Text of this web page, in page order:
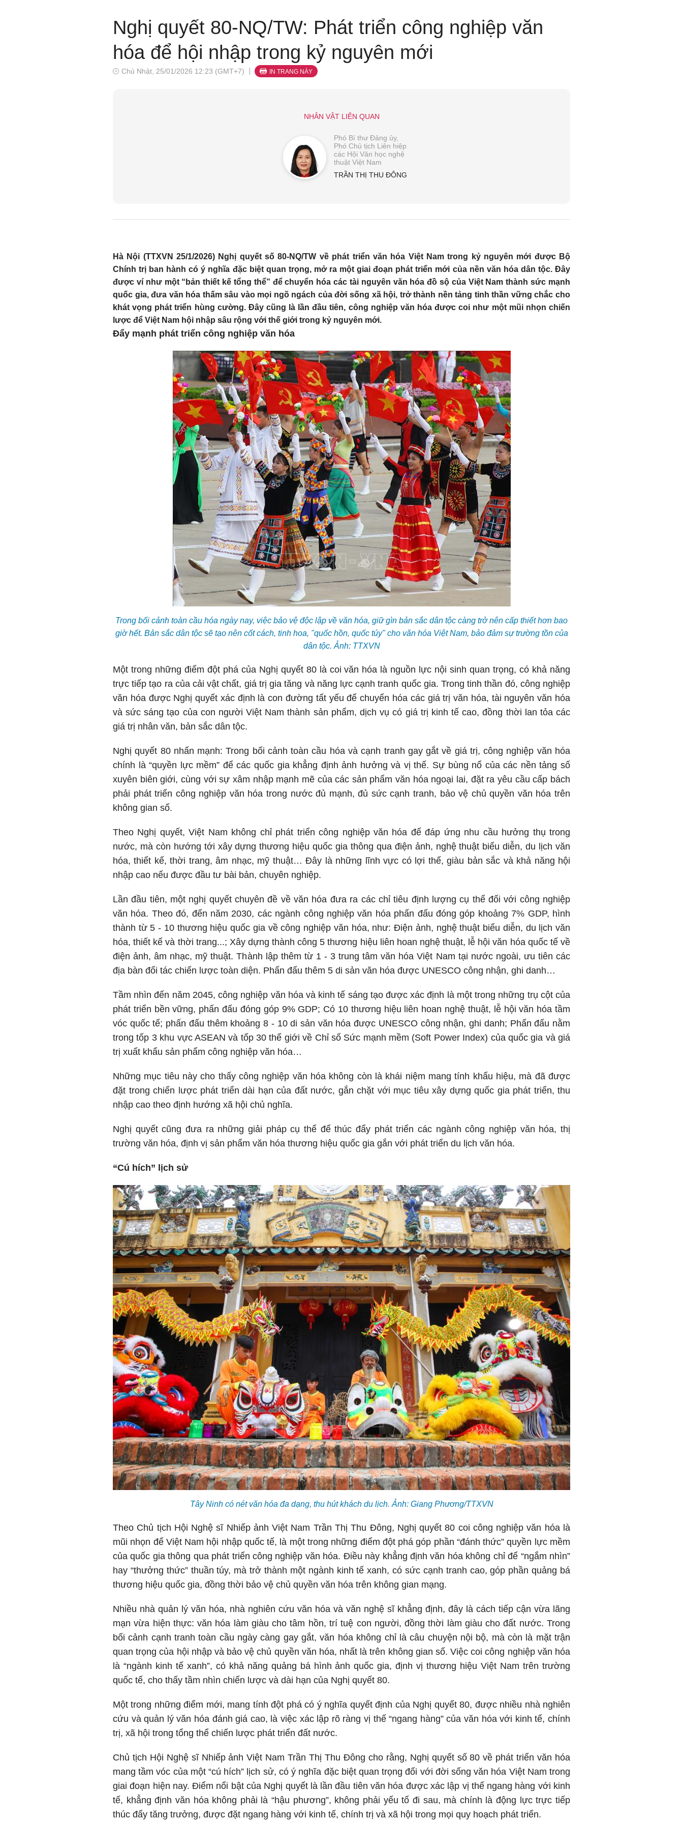
Nghị quyết 80-NQ/TW: Phát triển công nghiệp văn
hóa để hội nhập trong kỷ nguyên mới
Chủ Nhật, 25/01/2026 12:23 (GMT+7) IN TRANG NÀY
NHÂN VẬT LIÊN QUAN
Phó Bí thư Đảng ủy,
Phó Chủ tịch Liên hiệp
các Hội Văn học nghệ
thuật Việt Nam
TRẦN THỊ THU ĐÔNG
Hà Nội (TTXVN 25/1/2026) Nghị quyết số 80-NQ/TW về phát triển văn hóa Việt Nam trong kỷ nguyên mới được Bộ
Chính trị ban hành có ý nghĩa đặc biệt quan trọng, mở ra một giai đoạn phát triển mới của nền văn hóa dân tộc. Đây
được ví như một “bản thiết kế tổng thể” để chuyển hóa các tài nguyên văn hóa đồ sộ của Việt Nam thành sức mạnh
quốc gia, đưa văn hóa thấm sâu vào mọi ngõ ngách của đời sống xã hội, trở thành nền tảng tinh thần vững chắc cho
khát vọng phát triển hùng cường. Đây cũng là lần đầu tiên, công nghiệp văn hóa được coi như một mũi nhọn chiến
lược để Việt Nam hội nhập sâu rộng với thế giới trong kỷ nguyên mới.
Đẩy mạnh phát triển công nghiệp văn hóa
Trong bối cảnh toàn cầu hóa ngày nay, việc bảo vệ độc lập về văn hóa, giữ gìn bản sắc dân tộc càng trở nên cấp thiết hơn bao
giờ hết. Bản sắc dân tộc sẽ tạo nên cốt cách, tinh hoa, "quốc hồn, quốc túy" cho văn hóa Việt Nam, bảo đảm sự trường tồn của
dân tộc. Ảnh: TTXVN
Một trong những điểm đột phá của Nghị quyết 80 là coi văn hóa là nguồn lực nội sinh quan trọng, có khả năng
trực tiếp tạo ra của cải vật chất, giá trị gia tăng và năng lực cạnh tranh quốc gia. Trong tinh thần đó, công nghiệp
văn hóa được Nghị quyết xác định là con đường tất yếu để chuyển hóa các giá trị văn hóa, tài nguyên văn hóa
và sức sáng tạo của con người Việt Nam thành sản phẩm, dịch vụ có giá trị kinh tế cao, đồng thời lan tỏa các
giá trị nhân văn, bản sắc dân tộc.
Nghị quyết 80 nhấn mạnh: Trong bối cảnh toàn cầu hóa và cạnh tranh gay gắt về giá trị, công nghiệp văn hóa
chính là “quyền lực mềm” để các quốc gia khẳng định ảnh hưởng và vị thế. Sự bùng nổ của các nền tảng số
xuyên biên giới, cùng với sự xâm nhập mạnh mẽ của các sản phẩm văn hóa ngoại lai, đặt ra yêu cầu cấp bách
phải phát triển công nghiệp văn hóa trong nước đủ mạnh, đủ sức cạnh tranh, bảo vệ chủ quyền văn hóa trên
không gian số.
Theo Nghị quyết, Việt Nam không chỉ phát triển công nghiệp văn hóa để đáp ứng nhu cầu hưởng thụ trong
nước, mà còn hướng tới xây dựng thương hiệu quốc gia thông qua điện ảnh, nghệ thuật biểu diễn, du lịch văn
hóa, thiết kế, thời trang, âm nhạc, mỹ thuật… Đây là những lĩnh vực có lợi thế, giàu bản sắc và khả năng hội
nhập cao nếu được đầu tư bài bản, chuyên nghiệp.
Lần đầu tiên, một nghị quyết chuyên đề về văn hóa đưa ra các chỉ tiêu định lượng cụ thể đối với công nghiệp
văn hóa. Theo đó, đến năm 2030, các ngành công nghiệp văn hóa phấn đấu đóng góp khoảng 7% GDP, hình
thành từ 5 - 10 thương hiệu quốc gia về công nghiệp văn hóa, như: Điện ảnh, nghệ thuật biểu diễn, du lịch văn
hóa, thiết kế và thời trang...; Xây dựng thành công 5 thương hiệu liên hoan nghệ thuật, lễ hội văn hóa quốc tế về
điện ảnh, âm nhạc, mỹ thuật. Thành lập thêm từ 1 - 3 trung tâm văn hóa Việt Nam tại nước ngoài, ưu tiên các
địa bàn đối tác chiến lược toàn diện. Phấn đấu thêm 5 di sản văn hóa được UNESCO công nhận, ghi danh…
Tầm nhìn đến năm 2045, công nghiệp văn hóa và kinh tế sáng tạo được xác định là một trong những trụ cột của
phát triển bền vững, phấn đấu đóng góp 9% GDP; Có 10 thương hiệu liên hoan nghệ thuật, lễ hội văn hóa tầm
vóc quốc tế; phấn đấu thêm khoảng 8 - 10 di sản văn hóa được UNESCO công nhận, ghi danh; Phấn đấu nằm
trong tốp 3 khu vực ASEAN và tốp 30 thế giới về Chỉ số Sức mạnh mềm (Soft Power Index) của quốc gia và giá
trị xuất khẩu sản phẩm công nghiệp văn hóa…
Những mục tiêu này cho thấy công nghiệp văn hóa không còn là khái niệm mang tính khẩu hiệu, mà đã được
đặt trong chiến lược phát triển dài hạn của đất nước, gắn chặt với mục tiêu xây dựng quốc gia phát triển, thu
nhập cao theo định hướng xã hội chủ nghĩa.
Nghị quyết cũng đưa ra những giải pháp cụ thể để thúc đẩy phát triển các ngành công nghiệp văn hóa, thị
trường văn hóa, định vị sản phẩm văn hóa thương hiệu quốc gia gắn với phát triển du lịch văn hóa.
“Cú hích” lịch sử
Tây Ninh có nét văn hóa đa dạng, thu hút khách du lịch. Ảnh: Giang Phương/TTXVN
Theo Chủ tịch Hội Nghệ sĩ Nhiếp ảnh Việt Nam Trần Thị Thu Đông, Nghị quyết 80 coi công nghiệp văn hóa là
mũi nhọn để Việt Nam hội nhập quốc tế, là một trong những điểm đột phá góp phần “đánh thức” quyền lực mềm
của quốc gia thông qua phát triển công nghiệp văn hóa. Điều này khẳng định văn hóa không chỉ để “ngắm nhìn”
hay “thưởng thức” thuần túy, mà trở thành một ngành kinh tế xanh, có sức cạnh tranh cao, góp phần quảng bá
thương hiệu quốc gia, đồng thời bảo vệ chủ quyền văn hóa trên không gian mạng.
Nhiều nhà quản lý văn hóa, nhà nghiên cứu văn hóa và văn nghệ sĩ khẳng định, đây là cách tiếp cận vừa lãng
mạn vừa hiện thực: văn hóa làm giàu cho tâm hồn, trí tuệ con người, đồng thời làm giàu cho đất nước. Trong
bối cảnh cạnh tranh toàn cầu ngày càng gay gắt, văn hóa không chỉ là câu chuyện nội bộ, mà còn là mặt trận
quan trọng của hội nhập và bảo vệ chủ quyền văn hóa, nhất là trên không gian số. Việc coi công nghiệp văn hóa
là “ngành kinh tế xanh”, có khả năng quảng bá hình ảnh quốc gia, định vị thương hiệu Việt Nam trên trường
quốc tế, cho thấy tầm nhìn chiến lược và dài hạn của Nghị quyết 80.
Một trong những điểm mới, mang tính đột phá có ý nghĩa quyết định của Nghị quyết 80, được nhiều nhà nghiên
cứu và quản lý văn hóa đánh giá cao, là việc xác lập rõ ràng vị thế “ngang hàng” của văn hóa với kinh tế, chính
trị, xã hội trong tổng thể chiến lược phát triển đất nước.
Chủ tịch Hội Nghệ sĩ Nhiếp ảnh Việt Nam Trần Thị Thu Đông cho rằng, Nghị quyết số 80 về phát triển văn hóa
mang tầm vóc của một “cú hích” lịch sử, có ý nghĩa đặc biệt quan trọng đối với đời sống văn hóa Việt Nam trong
giai đoạn hiện nay. Điểm nổi bật của Nghị quyết là lần đầu tiên văn hóa được xác lập vị thế ngang hàng với kinh
tế, khẳng định văn hóa không phải là “hậu phương”, không phải yếu tố đi sau, mà chính là động lực trực tiếp
thúc đẩy tăng trưởng, được đặt ngang hàng với kinh tế, chính trị và xã hội trong mọi quy hoạch phát triển.